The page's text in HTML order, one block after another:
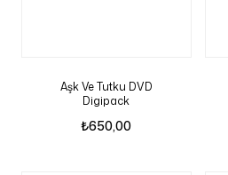
Aşk Ve Tutku DVD
Digipack
₺650,00